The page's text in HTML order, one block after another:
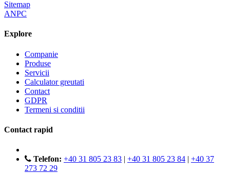
Sitemap
ANPC
Explore
Companie
Produse
Servicii
Calculator greutati
Contact
GDPR
Termeni si conditii
Contact rapid
Telefon: +40 31 805 23 83 | +40 31 805 23 84 | +40 37
273 72 29